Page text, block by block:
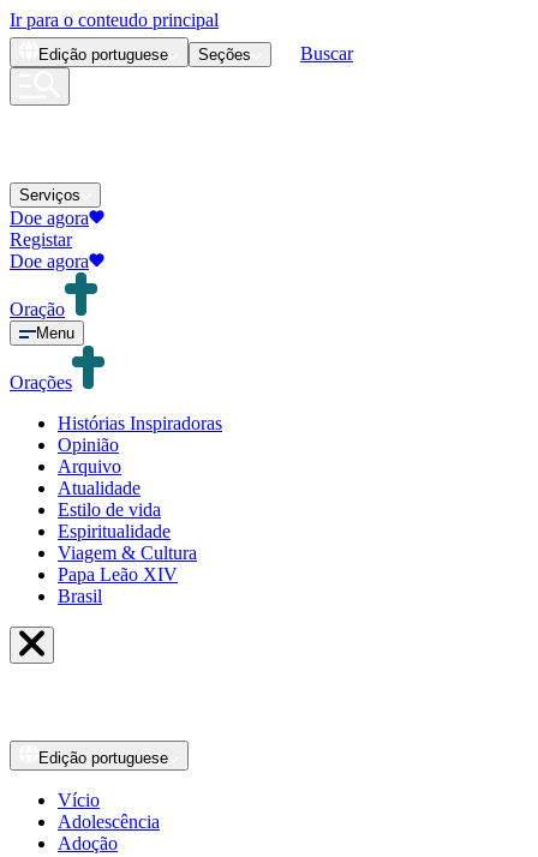
Ir para o conteudo principal
Edição portuguese Seções Buscar
Serviços
Doe agora
Registar
Doe agora
Oração
Menu
Orações
Histórias Inspiradoras
Opinião
Arquivo
Atualidade
Estilo de vida
Espiritualidade
Viagem & Cultura
Papa Leão XIV
Brasil
Edição portuguese
Vício
Adolescência
Adoção